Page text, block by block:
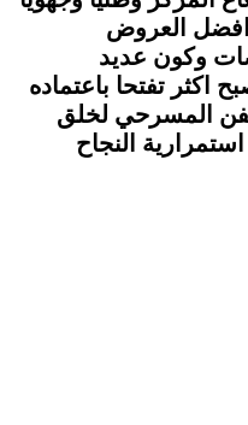
افضل العروض
وكون عديد
اكثر تفتحا باعتماده
المسرحي لخلق
النجاح